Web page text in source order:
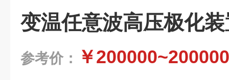
变温任意波高压极化
参考价： ￥200000~200000